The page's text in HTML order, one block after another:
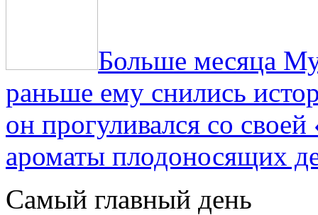
Больше месяца
раньше ему снились
он прогуливался со
ароматы плодоносящих
Самый главный день